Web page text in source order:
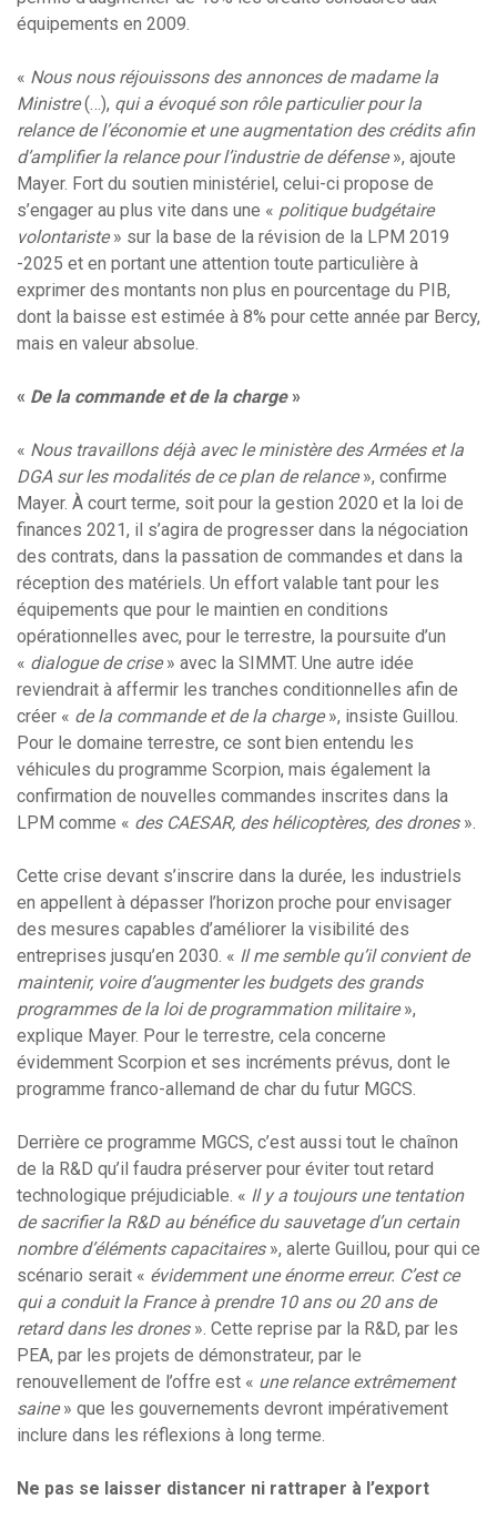
équipements en 2009.
« Nous nous réjouissons des annonces de madame la
Ministre(…), qui a évoqué son rôle particulier pour la
relance de l’économie et une augmentation des crédits afin
d’amplifier la relance pour l’industrie de défense», ajoute
Mayer. Fort du soutien ministériel, celui-ci propose de
s’engager au plus vite dans une « politique budgétaire
volontariste» sur la base de la révision de la LPM 2019
-2025 et en portant une attention toute particulière à
exprimer des montants non plus en pourcentage du PIB,
dont la baisse est estimée à 8% pour cette année par Bercy,
mais en valeur absolue.
« De la commande et de la charge »
« Nous travaillons déjà avec le ministère des Armées et la
DGA sur les modalités de ce plan de relance», confirme
Mayer. À court terme, soit pour la gestion 2020 et la loi de
finances 2021, il s’agira de progresser dans la négociation
des contrats, dans la passation de commandes et dans la
réception des matériels. Un effort valable tant pour les
équipements que pour le maintien en conditions
opérationnelles avec, pour le terrestre, la poursuite d’un
« dialogue de crise» avec la SIMMT. Une autre idée
reviendrait à affermir les tranches conditionnelles afin de
créer « de la commande et de la charge», insiste Guillou.
Pour le domaine terrestre, ce sont bien entendu les
véhicules du programme Scorpion, mais également la
confirmation de nouvelles commandes inscrites dans la
LPM comme « des CAESAR, des hélicoptères, des drones».
Cette crise devant s’inscrire dans la durée, les industriels
en appellent à dépasser l’horizon proche pour envisager
des mesures capables d’améliorer la visibilité des
entreprises jusqu’en 2030. « Il me semble qu’il convient de
maintenir, voire d’augmenter les budgets des grands
programmes de la loi de programmation militaire»,
explique Mayer. Pour le terrestre, cela concerne
évidemment Scorpion et ses incréments prévus, dont le
programme franco-allemand de char du futur MGCS.
Derrière ce programme MGCS, c’est aussi tout le chaînon
de la R&D qu’il faudra préserver pour éviter tout retard
technologique préjudiciable. « Il y a toujours une tentation
de sacrifier la R&D au bénéfice du sauvetage d’un certain
nombre d’éléments capacitaires», alerte Guillou, pour qui ce
scénario serait « évidemment une énorme erreur. C’est ce
qui a conduit la France à prendre 10 ans ou 20 ans de
retard dans les drones». Cette reprise par la R&D, par les
PEA, par les projets de démonstrateur, par le
renouvellement de l’offre est « une relance extrêmement
saine» que les gouvernements devront impérativement
inclure dans les réflexions à long terme.
Ne pas se laisser distancer ni rattraper à l’export